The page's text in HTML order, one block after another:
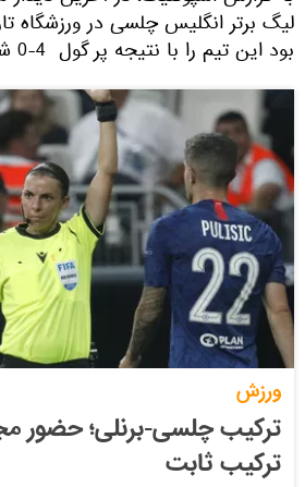
لیگ برتر انگلیس چلسی در ورزشگاه
بود این تیم را با نتیجه پر گول 4-0 شکست داد.
ورزش
ترکیب چلسی-برنلی؛ حضور
ترکیب ثابت